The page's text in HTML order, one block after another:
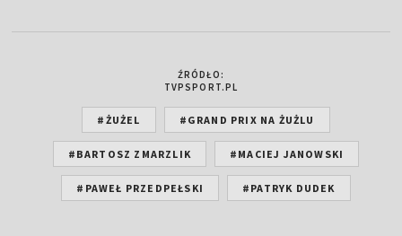
ŹRÓDŁO:
TVPSPORT.PL
#ŻUŻEL #GRAND PRIX NA ŻUŻLU
#BARTOSZ ZMARZLIK #MACIEJ JANOWSKI
#PAWEŁ PRZEDPEŁSKI #PATRYK DUDEK